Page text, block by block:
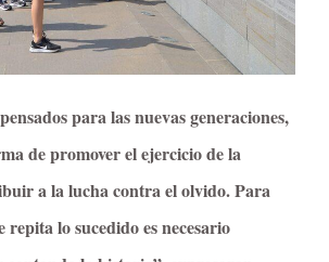
para las nuevas generaciones,
de promover el ejercicio de la
a la lucha contra el olvido. Para
repita lo sucedido es necesario